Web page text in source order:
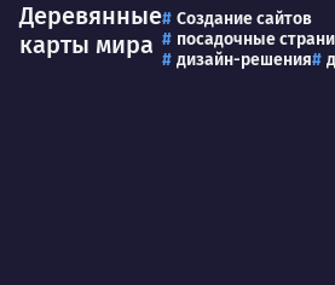
Деревянные
карты мира
Создание сайтов
посадочные
дизайн-решения